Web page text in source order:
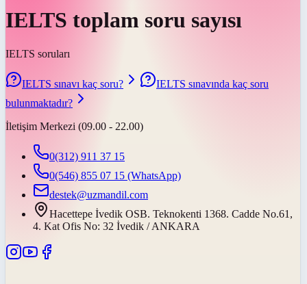
IELTS toplam soru sayısı
IELTS soruları
IELTS sınavı kaç soru?
IELTS sınavında kaç soru
bulunmaktadır?
İletişim Merkezi (09.00 - 22.00)
0(312) 911 37 15
0(546) 855 07 15 (WhatsApp)
destek@uzmandil.com
Hacettepe İvedik OSB. Teknokenti 1368. Cadde No.61,
4. Kat Ofis No: 32 İvedik / ANKARA